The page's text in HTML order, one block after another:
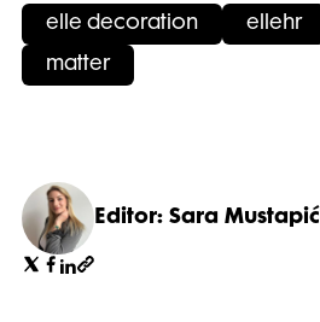
elle decoration ellehr
matter
Editor: Sara Mustapić